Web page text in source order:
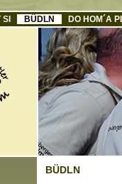
BÜDLN DO HOM´A
BÜDLN